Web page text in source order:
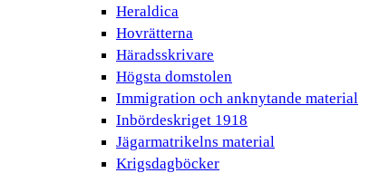
Heraldica
Hovrätterna
Häradsskrivare
Högsta domstolen
Immigration och anknytande material
Inbördeskriget 1918
Jägarmatrikelns material
Krigsdagböcker